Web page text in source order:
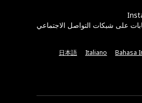
على شبكات التواصل الاجتماعي
Bahasa
Italiano
日本語